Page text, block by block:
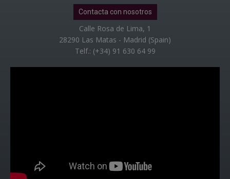
Contacta con nosotros
Calle Rosa de Lima, 1
28290 Las Matas - Madrid (Spain)
Telf.: (+34) 91 630 64 99